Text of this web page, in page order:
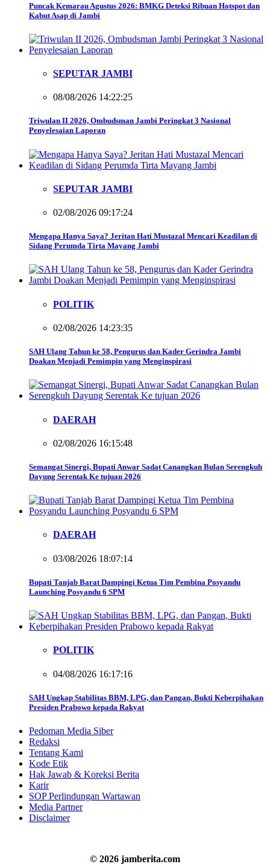
Puncak Kemarau Agustus 2026: BMKG Deteksi Ribuan Hotspot dan
Kabut Asap di Jambi
SEPUTAR JAMBI
08/08/2026 14:22:25
Triwulan II 2026, Ombudsman Jambi Peringkat 3 Nasional
Penyelesaian Laporan
SEPUTAR JAMBI
02/08/2026 09:17:24
Mengapa Hanya Saya? Jeritan Hati Mustazal Mencari Keadilan di
Sidang Perumda Tirta Mayang Jambi
POLITIK
02/08/2026 14:23:35
SAH Ulang Tahun ke 58, Pengurus dan Kader Gerindra Jambi
Doakan Menjadi Pemimpin yang Menginspirasi
DAERAH
02/08/2026 16:15:48
Semangat Sinergi, Bupati Anwar Sadat Canangkan Bulan Serengkuh
Dayung Serentak Ke tujuan 2026
DAERAH
03/08/2026 18:07:14
Bupati Tanjab Barat Dampingi Ketua Tim Pembina Posyandu
Launching Posyandu 6 SPM
POLITIK
04/08/2026 16:17:16
SAH Ungkap Stabilitas BBM, LPG, dan Pangan, Bukti Keberpihakan
Presiden Prabowo kepada Rakyat
Pedoman Media Siber
Redaksi
Tentang Kami
Kode Etik
Hak Jawab & Koreksi Berita
Karir
SOP Perlindungan Wartawan
Media Partner
Disclaimer
© 2026 jamberita.com